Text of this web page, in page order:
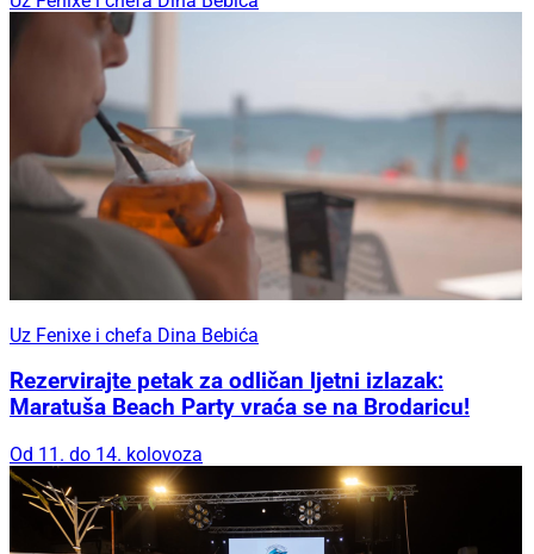
Uz Fenixe i chefa Dina Bebića
Rezervirajte petak za odličan ljetni izlazak:
Maratuša Beach Party vraća se na Brodaricu!
Od 11. do 14. kolovoza